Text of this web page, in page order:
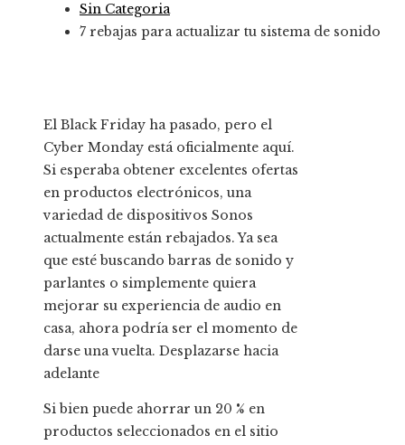
Sin Categoria
7 rebajas para actualizar tu sistema de sonido
El Black Friday ha pasado, pero el
Cyber ​​​​Monday está oficialmente aquí.
Si esperaba obtener excelentes ofertas
en productos electrónicos, una
variedad de dispositivos Sonos
actualmente están rebajados. Ya sea
que esté buscando barras de sonido y
parlantes o simplemente quiera
mejorar su experiencia de audio en
casa, ahora podría ser el momento de
darse una vuelta. Desplazarse hacia
adelante
Si bien puede ahorrar un 20 % en
productos seleccionados en el sitio